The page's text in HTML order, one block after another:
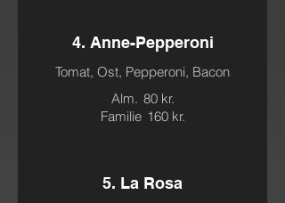
4. Anne-Pepperoni
Tomat, Ost, Pepperoni, Bacon
Alm. 80 kr.
Familie 160 kr.
5. La Rosa